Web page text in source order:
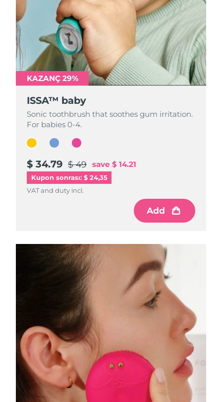
KAZANÇ 29%
ISSA™ baby
Sonic toothbrush that soothes gum irritation.
For babies 0-4.
$ 34.79 $ 49 save $ 14.21
Kupon sonrası: $ 24,35
VAT and duty incl.
Add
KAZANÇ 29%
ISSA™ baby
Sonic toothbrush that soothes gum irritation.
For babies 0-4.
$ 34.79 $ 49 save $ 14.21
VAT and duty incl.
Add
KAZANÇ 29%
ISSA™ baby
Sonic toothbrush that soothes gum irritation.
For babies 0-4.
$ 34.79 $ 49 save $ 14.21
VAT and duty incl.
Add